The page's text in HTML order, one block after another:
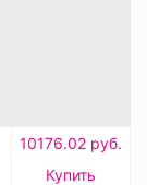
10176.02 руб.
Купить